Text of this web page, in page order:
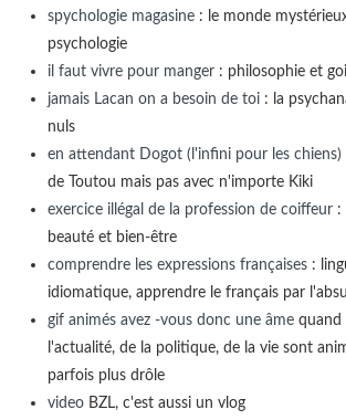
spychologie magasine: le monde
psychologie
il faut vivre pour manger: philosophie et
jamais Lacan on a besoin de toi: la
nuls
en attendant Dogot (l'infini pour les chiens)
de Toutou mais pas avec n'importe Kiki
exercice illégal de la profession de coiffeur:
beauté et bien-être
comprendre les expressions françaises:
idiomatique, apprendre le français par
gif animés avez -vous donc une âmequand
l'actualité, de la politique, de la vie sont
parfois plus drôle
videoBZL, c'est aussi un vlog